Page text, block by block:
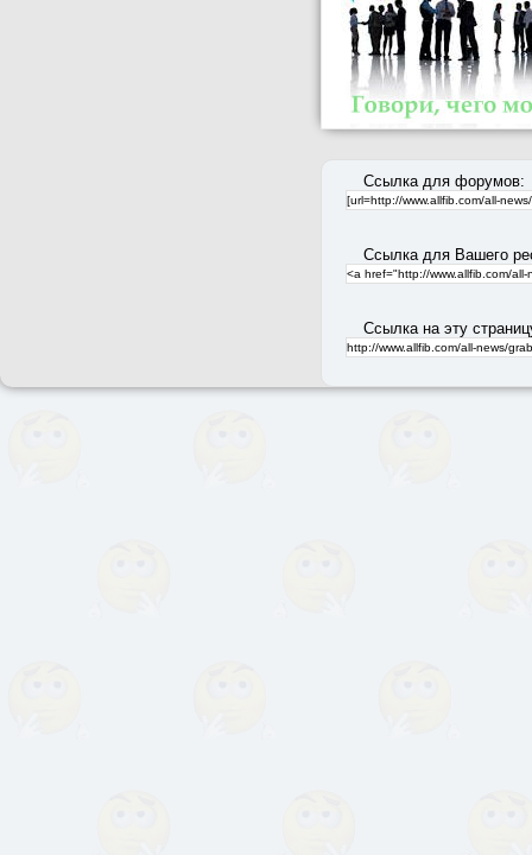
Ссылка для форумов:
Ссылка для Вашего
Ссылка на эту